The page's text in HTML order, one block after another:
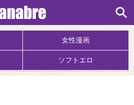
女性漫画
ソフトエロ